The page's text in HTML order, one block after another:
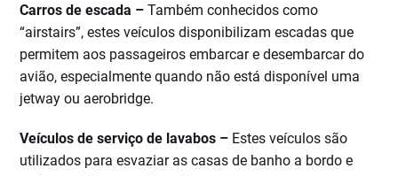
Carros de escada – Também conhecidos como
“airstairs”, estes veículos disponibilizam escadas que
permitem aos passageiros embarcar e desembarcar do
avião, especialmente quando não está disponível uma
jetway ou aerobridge.
Veículos de serviço de lavabos – Estes veículos são
utilizados para esvaziar as casas de banho a bordo e